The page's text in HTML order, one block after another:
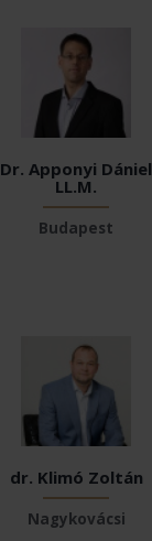
Dr. Apponyi Dániel
LL.M.
Budapest
dr. Klimó Zoltán
Nagykovácsi